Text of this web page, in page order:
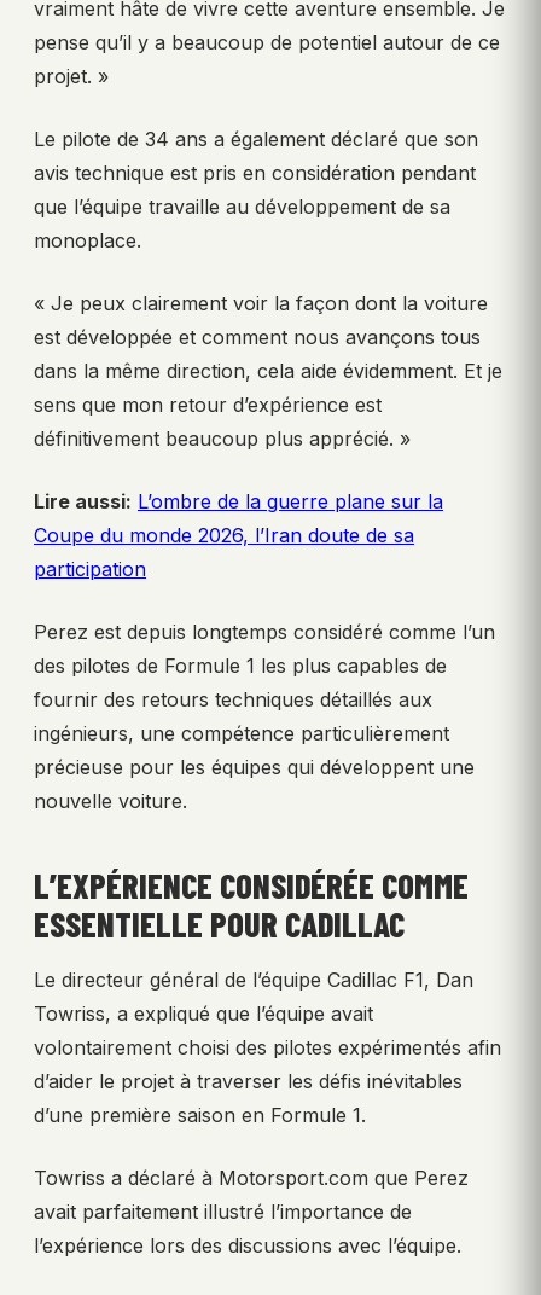
vraiment hâte de vivre cette aventure ensemble. Je
pense qu’il y a beaucoup de potentiel autour de ce
projet. »
Le pilote de 34 ans a également déclaré que son
avis technique est pris en considération pendant
que l’équipe travaille au développement de sa
monoplace.
« Je peux clairement voir la façon dont la voiture
est développée et comment nous avançons tous
dans la même direction, cela aide évidemment. Et je
sens que mon retour d’expérience est
définitivement beaucoup plus apprécié. »
Lire aussi: L’ombre de la guerre plane sur la
Coupe du monde 2026, l’Iran doute de sa
participation
Perez est depuis longtemps considéré comme l’un
des pilotes de Formule 1 les plus capables de
fournir des retours techniques détaillés aux
ingénieurs, une compétence particulièrement
précieuse pour les équipes qui développent une
nouvelle voiture.
L’EXPÉRIENCE CONSIDÉRÉE COMME
ESSENTIELLE POUR CADILLAC
Le directeur général de l’équipe Cadillac F1, Dan
Towriss, a expliqué que l’équipe avait
volontairement choisi des pilotes expérimentés afin
d’aider le projet à traverser les défis inévitables
d’une première saison en Formule 1.
Towriss a déclaré à Motorsport.com que Perez
avait parfaitement illustré l’importance de
l’expérience lors des discussions avec l’équipe.